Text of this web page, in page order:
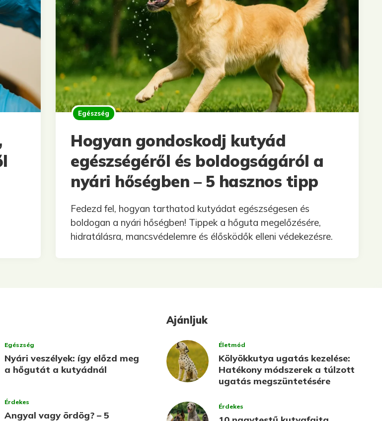
Egészség
Hogyan gondoskodj kutyád
egészségéről és boldogságáról a
nyári hőségben – 5 hasznos tipp
Fedezd fel, hogyan tarthatod kutyádat egészségesen és
boldogan a nyári hőségben! Tippek a hőguta megelőzésére,
hidratálásra, mancsvédelemre és élősködők elleni védekezésre.
Egészség
Nyári veszélyek: így előzd meg
a hőgutát a kutyádnál
Érdekes
Angyal vagy ördög? – 5
Ajánljuk
Életmód
Kölyökkutya ugatás kezelése:
Hatékony módszerek a túlzott
ugatás megszüntetésére
Érdekes